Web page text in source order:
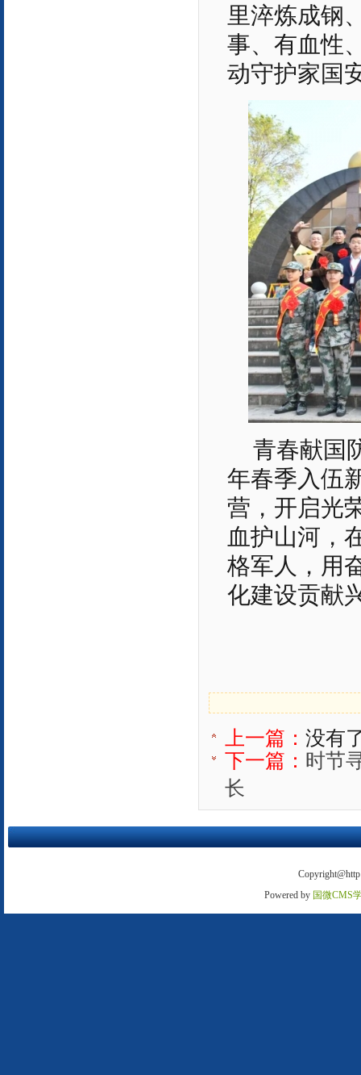
里淬炼成钢
事、有血性
动守护家国
青春献国
年春季入伍
营，开启光
血护山河，
格军人，用
化建设贡献
上一篇： 没有
下一篇： 时节
长
Powered by 国微CMS